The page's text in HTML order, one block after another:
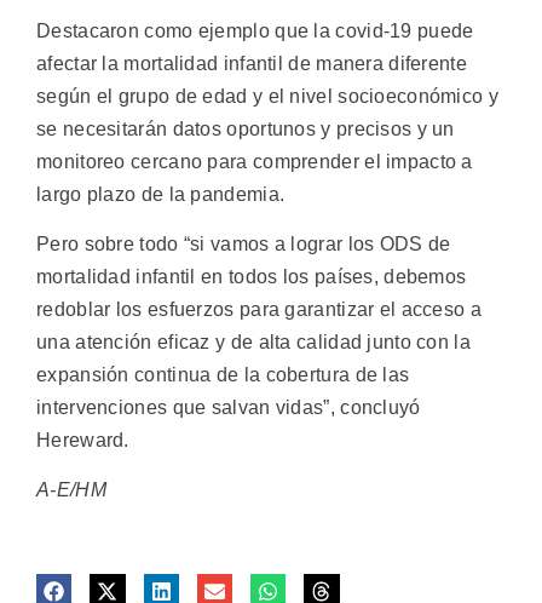
Destacaron como ejemplo que la covid-19 puede
afectar la mortalidad infantil de manera diferente
según el grupo de edad y el nivel socioeconómico y
se necesitarán datos oportunos y precisos y un
monitoreo cercano para comprender el impacto a
largo plazo de la pandemia.
Pero sobre todo “si vamos a lograr los ODS de
mortalidad infantil en todos los países, debemos
redoblar los esfuerzos para garantizar el acceso a
una atención eficaz y de alta calidad junto con la
expansión continua de la cobertura de las
intervenciones que salvan vidas”, concluyó
Hereward.
A-E/HM